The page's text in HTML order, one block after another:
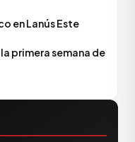
en Lanús Este
primera semana de